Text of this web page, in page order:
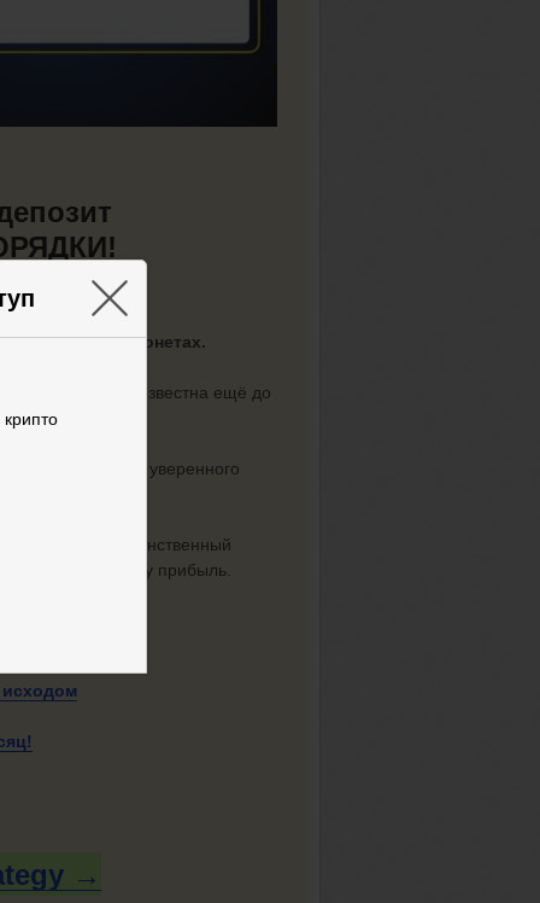
×
заработка на
крипто монетах.
Прибыль известна ещё до
, а для уверенного
где Вы — единственный
не отбирает Вашу прибыль.
→